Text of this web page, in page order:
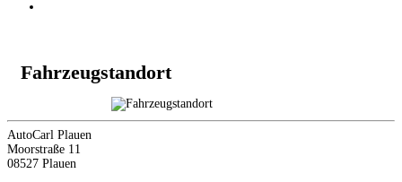
Fahrzeugstandort
AutoCarl Plauen
Moorstraße 11
08527 Plauen